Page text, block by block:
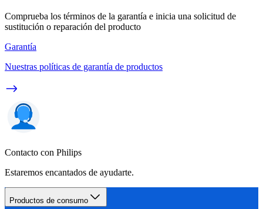
Comprueba los términos de la garantía e inicia una solicitud de
sustitución o reparación del producto
Garantía
Nuestras políticas de garantía de productos
Contacto con Philips
Estaremos encantados de ayudarte.
Productos de consumo